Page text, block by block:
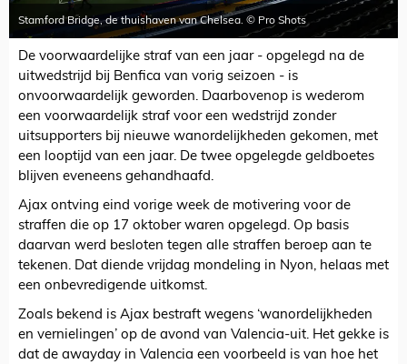
Stamford Bridge, de thuishaven van Chelsea. © Pro Shots
De voorwaardelijke straf van een jaar - opgelegd na de
uitwedstrijd bij Benfica van vorig seizoen - is
onvoorwaardelijk geworden. Daarbovenop is wederom
een voorwaardelijk straf voor een wedstrijd zonder
uitsupporters bij nieuwe wanordelijkheden gekomen, met
een looptijd van een jaar. De twee opgelegde geldboetes
blijven eveneens gehandhaafd.
Ajax ontving eind vorige week de motivering voor de
straffen die op 17 oktober waren opgelegd. Op basis
daarvan werd besloten tegen alle straffen beroep aan te
tekenen. Dat diende vrijdag mondeling in Nyon, helaas met
een onbevredigende uitkomst.
Zoals bekend is Ajax bestraft wegens ‘wanordelijkheden
en vernielingen’ op de avond van Valencia-uit. Het gekke is
dat de awayday in Valencia een voorbeeld is van hoe het